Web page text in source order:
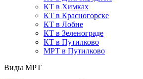
КТ в Химках
КТ в Красногорске
КТ в Лобне
КТ в Зеленограде
КТ в Путилково
МРТ в Путилково
Виды МРТ